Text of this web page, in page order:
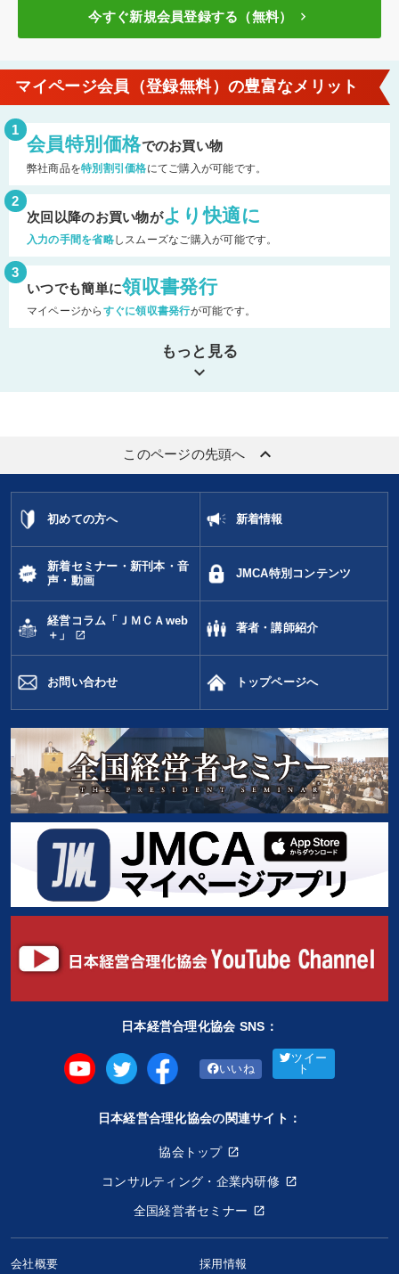
今すぐ新規会員登録する（無料） keyboard_arrow_right
マイページ会員（登録無料）の豊富なメリット
1
会員特別価格でのお買い物
弊社商品を特別割引価格にてご購入が可能です。
2
次回以降のお買い物がより快適に
入力の手間を省略しスムーズなご購入が可能です。
3
いつでも簡単に領収書発行
マイページから すぐに領収書発行が可能です。
もっと見る
keyboard_arrow_down
このページの先頭へ keyboard_arrow_up
初めての方へ 新着情報
新着セミナー・新刊本・音
声・動画
JMCA特別コンテンツ
経営コラム「ＪＭＣＡweb
＋」
open_in_new
著者・講師紹介
お問い合わせ トップページへ
日本経営合理化協会 SNS：
いいね
ツイー
ト
日本経営合理化協会の関連サイト：
協会トップ
コンサルティング・企業内研修
全国経営者セミナー
会社概要 採用情報